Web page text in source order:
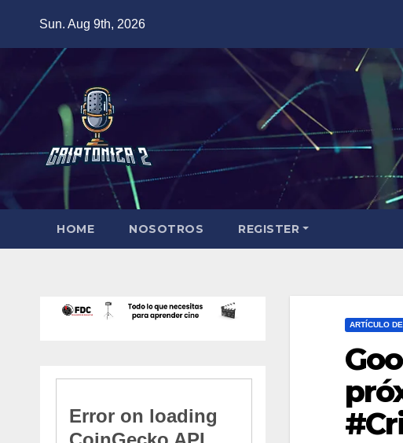
Sun. Aug 9th, 2026
HOME NOSOTROS REGISTER
ARTÍCULO